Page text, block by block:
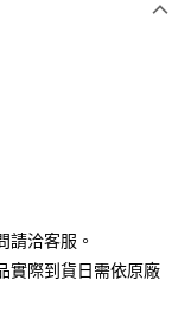
請洽客服。
實際到貨日需依原廠